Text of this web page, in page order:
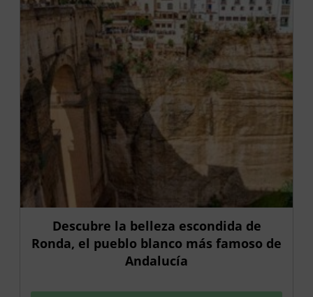
Descubre la belleza escondida de
Ronda, el pueblo blanco más famoso de
Andalucía